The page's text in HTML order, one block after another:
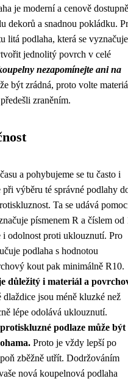
je moderní a cenově
dekorů a snadnou pokládku.
litá podlaha, která se vyznačuje
jednolitý povrch v celé
nezapomínejte ani na
být zrádná, proto volte
zraněním.
a pohybujeme se tu často i
výběru té správné podlahy
Ta se udává
písmenem R a číslem od
odolnost proti uklouznutí. Pro
podlaha s hodnotou
kout pak minimálně R10.
důležitý i materiál a
jsou méně kluzké než
lépe odolává uklouznutí.
podlaze může být
Proto je vždy lepší po
zběžně utřít. Dodržováním
nová koupelnová podlaha